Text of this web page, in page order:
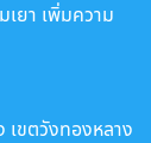
ยา เพิ่มความ
เขตวังทองหลาง